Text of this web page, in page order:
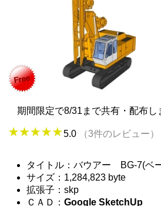
期間限定で8/31まで共有・配布し
5.0 （3件のレビュー）
タイトル：バウアー BG-7(ベ
サイズ：1,284,823 byte
拡張子：skp
ＣＡＤ：Google SketchUp